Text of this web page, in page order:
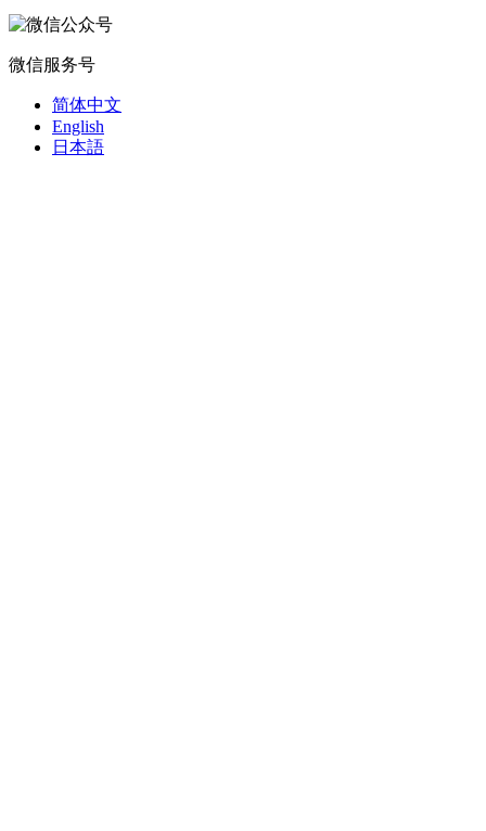
微信服务号
简体中文
English
日本語